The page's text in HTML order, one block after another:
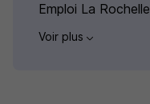
Emploi La Rochelle
Voir plus